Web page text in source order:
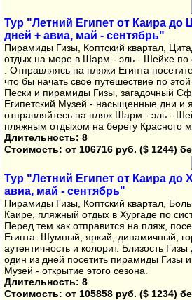
Тур "Летний Египет от Каира
дней + авиа, май - сентябрь"
Пирамиды Гизы, Коптский квартал,
отдых на море в Шарм - эль - Шейхе по
. Отправляясь на пляжи Египта
что бы начать свое путешествие по
Пески и пирамиды Гизы, загадочный
Египетский Музей - насыщенные дни и
отправляйтесь на пляж Шарм - эль -
пляжным отдыхом на берегу Красного
Длительность: 8
Стоимость: от 106716 руб. ($ 1244)
Тур "Летний Египет от Каира до
авиа, май - сентябрь"
Пирамиды Гизы, Коптский квартал,
Каире, пляжный отдых в Хургаде по
Перед тем как отправится на пляж,
Египта. Шумный, яркий, динамичный,
аутентичность и колорит. Близость
один из дней посетить пирамиды Гизы
Музей - открытие этого сезона.
Длительность: 8
Стоимость: от 105858 руб. ($ 1234)